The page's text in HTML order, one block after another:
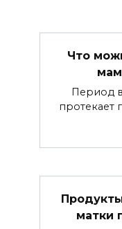
Что
Период
протекает
матки